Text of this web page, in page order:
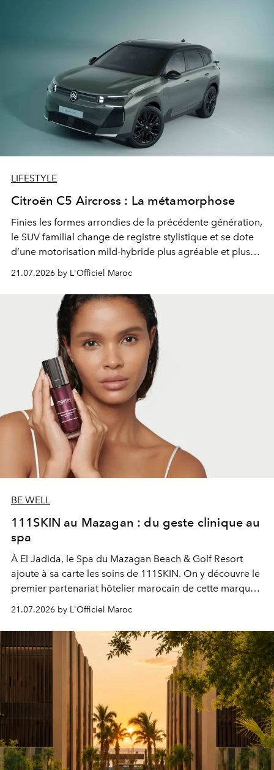
LIFESTYLE
Citroën C5 Aircross : La métamorphose
Finies les formes arrondies de la précédente génération,
le SUV familial change de registre stylistique et se dote
d’une motorisation mild-hybride plus agréable et plus
économe. à n’en pas douter, le nouveau C5 Aircross a
gagné en maturité.
21.07.2026 by L'Officiel Maroc
BE WELL
111SKIN au Mazagan : du geste clinique au
spa
À El Jadida, le Spa du Mazagan Beach & Golf Resort
ajoute à sa carte les soins de 111SKIN. On y découvre le
premier partenariat hôtelier marocain de cette marque
britannique, née dans un cabinet de chirurgie plastique
londonien et construite depuis autour d'un actif breveté,
le complexe NAC Y2™.
21.07.2026 by L'Officiel Maroc